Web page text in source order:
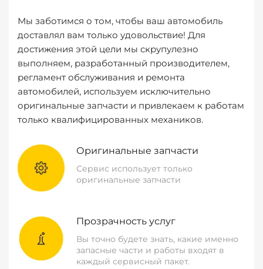
Мы заботимся о том, чтобы ваш автомобиль
доставлял вам только удовольствие! Для
достижения этой цели мы скрупулезно
выполняем, разработанный производителем,
регламент обслуживания и ремонта
автомобилей, используем исключительно
оригинальные запчасти и привлекаем к работам
только квалифицированных механиков.
Оригинальные запчасти
Сервис использует только
оригинальные запчасти
Прозрачность услуг
Вы точно будете знать, какие именно
запасные части и работы входят в
каждый сервисный пакет.